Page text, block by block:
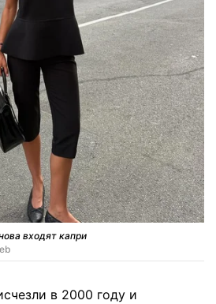
входят капри
в 2000 году и